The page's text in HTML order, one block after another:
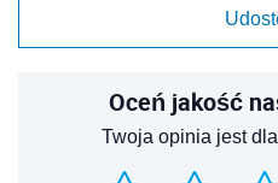
Oceń jakość
Twoja opinia jest